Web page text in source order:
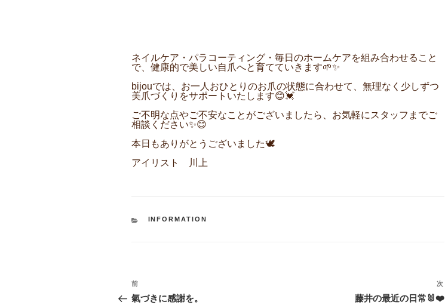
ネイルケア・パラコーティング・毎日のホームケアを組み合わせること
で、健康的で美しい自爪へと育てていきます🌱✨
bijouでは、お一人おひとりのお爪の状態に合わせて、無理なく少しずつ
美爪づくりをサポートいたします😊💓
ご不明な点やご不安なことがございましたら、お気軽にスタッフまでご
相談ください✨😊
本日もありがとうございました🕊️
アイリスト 川上
カ
INFORMATION
稿
ナ
過
去
の
前
氣づきに感謝を。
次
藤井の最近の日常🐰❤️